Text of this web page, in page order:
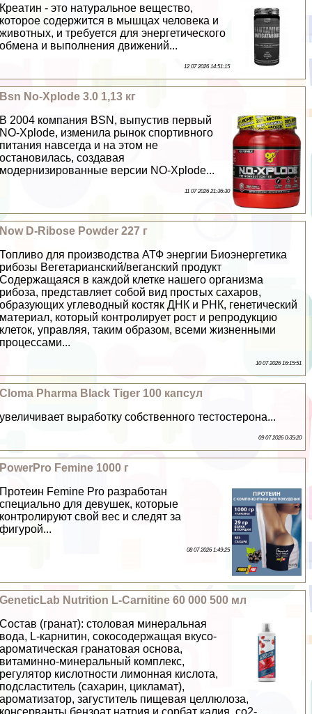
Креатин - это натуральное вещество,
которое содержится в мышцах человека и
животных, и требуется для энергетического
обмена и выполнения движений...
12 07 2026 14:51:15
Bsn No-Xplode 3.0 1,13 кг
В 2004 компания BSN, выпустив первый
NO-Xplode, изменила рынок спортивного
питания навсегда и на этом не
остановилась, создавая
модернизированные версии NO-Xplode...
11 07 2026 21:36:30
Now D-Ribose Powder 227 г
Топливо для производства АТФ энергии Биоэнергетика
рибозы Вегетарианский/веганский продукт
Содержащаяся в каждой клетке нашего организма
рибоза, представляет собой вид простых сахаров,
образующих углеводный костяк ДНК и РНК, генетический
материал, который контролирует рост и репродукцию
клеток, управляя, таким образом, всеми жизненными
процессами...
10 07 2026 16:15:51
Cloma Pharma Black Tiger 100 капсул
увеличивает выработку собственного тестостерона...
09 07 2026 0:35:20
PowerPro Femine 1000 г
Протеин Femine Pro разработан
специально для дeвyшек, которые
контролируют свой вес и следят за
фигурой...
08 07 2026 1:49:25
GeneticLab Nutrition L-Carnitine 60 000 500 мл
Состав (гранат): столовая минеральная
вода, L-карнитин, сокосодержащая вкусо-
ароматическая гранатовая основа,
витаминно-минеральный комплекс,
регулятор кислотности лимонная кислота,
подсластитель (сахарин, цикламат),
ароматизатор, загуститель пищевая целлюлоза,
консерванты бензоат натрия и сорбат калия, со2-